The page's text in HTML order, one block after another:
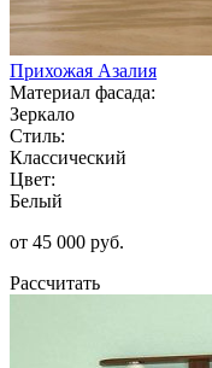
Прихожая Азалия
Материал фасада:
Зеркало
Стиль:
Классический
Цвет:
Белый
от 45 000 руб.
Рассчитать